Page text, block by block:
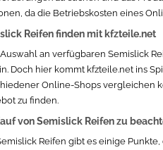
da die Betriebskosten eines
Reifen finden mit kfzteile.net
an verfügbaren Semislick
Doch hier kommt kfzteile.net ins
Online-Shops vergleichen
zu finden.
von Semislick Reifen zu
Reifen gibt es einige